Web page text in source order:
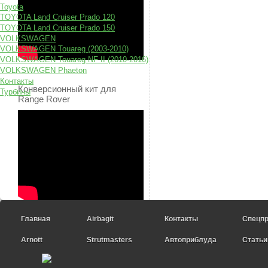
Toyota
TOYOTA Land Cruiser Prado 120
TOYOTA Land Cruiser Prado 150
VOLKSWAGEN
VOLKSWAGEN Touareg (2003-2010)
VOLKSWAGEN Touareg NF II (2010-2016)
VOLKSWAGEN Phaeton
Контакты
ТурбиныКонверсионный кит для
Range Rover
Главная Airbagit Контакты
Arnott Strutmasters Автоприблуда Статьи